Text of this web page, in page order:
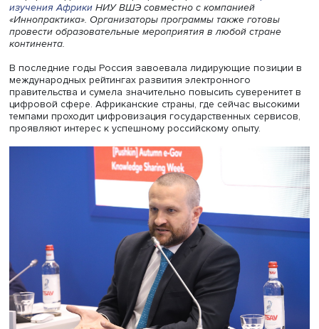
Фото: Евгений Федосков / Фонд Росконгресс
Российские и африканские госслужащие обменяются
в сфере цифровизации. Программу представил
изучения АфрикиНИУ ВШЭ совместно с компанией
«Иннопрактика». Организаторы программы также
провести образовательные мероприятия в любой
континента.
В последние годы Россия завоевала лидирующие
международных рейтингах развития электронного
правительства и сумела значительно повысить
цифровой сфере. Африканские страны, где сейчас
темпами проходит цифровизация государственных
проявляют интерес к успешному российскому опыту.